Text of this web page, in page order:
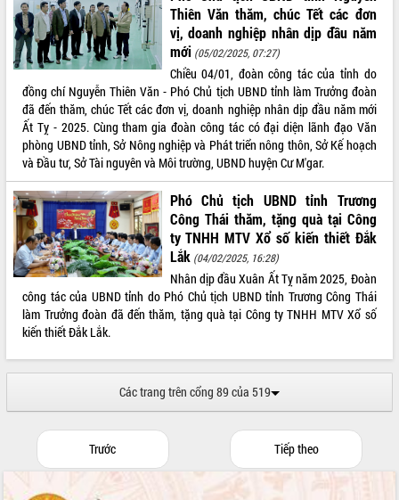
Quyết liệt cải cách hành chính, khơi
thông nguồn lực phát triển
Nâng cao hiệu lực, hiệu quả HĐND
tỉnh thông qua hiện đại hóa hành chính
Xã Ea Phê gắn cải cách hành chính với
chuyển đổi số
Phó Chủ tịch Thường trực UBND tỉnh
Hồ Thị Nguyên Thảo làm việc tại Trung
tâm Phục vụ hành chính công xã Ea
Phê
Xây dựng nền hành chính số đồng
hành cùng nông dân dân, doanh nghiệp
Giai đoạn 2026-2030, Đắk Lắk phấn
đấu có 77% xã đạt chuẩn nông thôn
mới
Chuyển đổi số 'mở đường' cho nông
nghiệp Đắk Lắk tăng trưởng bứt phá
địa chính, hoàn thiện cơ sở dữ liệu đất
Ứng dụng sinh trắc học - Bước tiến
trong hành trình chuyển đổi số tại Đắk
Đắk Lắk nâng cao hiệu quả công tác
Đảng từ Sổ tay đảng viên điện tử
Thiên Văn thăm, chúc Tết các đơn
vị, doanh nghiệp nhân dịp đầu năm
mới (05/02/2025, 07:27)
Chiều 04/01, đoàn công tác của tỉnh do
đồng chí Nguyễn Thiên Văn - Phó Chủ tịch UBND tỉnh làm Trưởng đoàn
đã đến thăm, chúc Tết các đơn vị, doanh nghiệp nhân dịp đầu năm mới
Ất Tỵ - 2025. Cùng tham gia đoàn công tác có đại diện lãnh đạo Văn
phòng UBND tỉnh, Sở Nông nghiệp và Phát triển nông thôn, Sở Kế hoạch
và Đầu tư, Sở Tài nguyên và Môi trường, UBND huyện Cư M'gar.
Phó Chủ tịch UBND tỉnh Trương
Công Thái thăm, tặng quà tại Công
ty TNHH MTV Xổ số kiến thiết Đắk
Lắk (04/02/2025, 16:28)
Nhân dịp đầu Xuân Ất Tỵ năm 2025, Đoàn
công tác của UBND tỉnh do Phó Chủ tịch UBND tỉnh Trương Công Thái
làm Trưởng đoàn đã đến thăm, tặng quà tại Công ty TNHH MTV Xổ số
kiến thiết Đắk Lắk.
Các trang trên cổng 89 của 519
Trước Tiếp theo